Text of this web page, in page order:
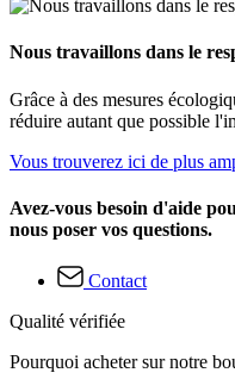
Nous travaillons dans le
Grâce à des mesures
réduire autant que possible
Vous trouverez ici de plus
Avez-vous besoin d'aide
nous poser vos questions.
Contact
Qualité vérifiée
Pourquoi acheter sur notre